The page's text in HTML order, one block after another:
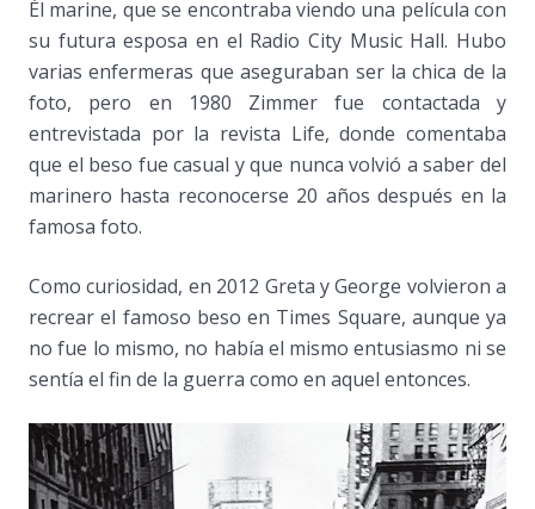
Él marine, que se encontraba viendo una película con
su futura esposa en el Radio City Music Hall. Hubo
varias enfermeras que aseguraban ser la chica de la
foto, pero en 1980 Zimmer fue contactada y
entrevistada por la revista Life, donde comentaba
que el beso fue casual y que nunca volvió a saber del
marinero hasta reconocerse 20 años después en la
famosa foto.
Como curiosidad, en 2012 Greta y George volvieron a
recrear el famoso beso en Times Square, aunque ya
no fue lo mismo, no había el mismo entusiasmo ni se
sentía el fin de la guerra como en aquel entonces.